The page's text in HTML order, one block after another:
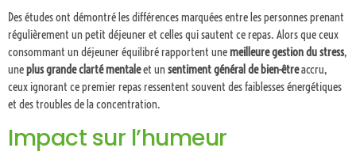
Des études ont démontré les différences marquées entre les personnes prenant
régulièrement un petit déjeuner et celles qui sautent ce repas. Alors que ceux
consommant un déjeuner équilibré rapportent unemeilleure gestion du stress,
uneplus grande clarté mentaleet un sentiment général de bien-êtreaccru,
ceux ignorant ce premier repas ressentent souvent des faiblesses énergétiques
et des troubles de la concentration.
Impact sur l’humeur